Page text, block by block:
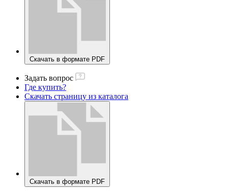
Скачать в формате PDF
Задать вопрос
Где купить?
Скачать страницу из каталога
Скачать в формате PDF